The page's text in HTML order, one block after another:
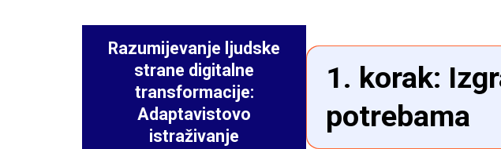
Razumijevanje ljudske
strane digitalne
transformacije:
Adaptavistovo
istraživanje
1. korak:
potrebama